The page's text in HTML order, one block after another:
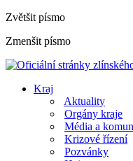
Zvětšit písmo
Zmenšit písmo
Kraj
Aktuality
Orgány kraje
Média a
Krizové řízení
Pozvánky